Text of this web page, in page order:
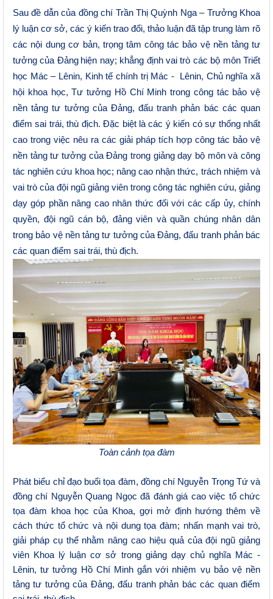
Sau đề dẫn của đồng chí Trần Thị Quỳnh Nga – Trưởng Khoa
lý luận cơ sở, các ý kiến trao đổi, thảo luận đã tập trung làm rõ
các nội dung cơ bản, trọng tâm công tác bảo vệ nền tảng tư
tưởng của Đảng hiện nay; khẳng định vai trò các bộ môn Triết
học Mác – Lênin, Kinh tế chính trị Mác - Lênin, Chủ nghĩa xã
hội khoa học, Tư tưởng Hồ Chí Minh trong công tác bảo vệ
nền tảng tư tưởng của Đảng, đấu tranh phản bác các quan
điểm sai trái, thù địch. Đặc biệt là các ý kiến có sự thống nhất
cao trong việc nêu ra các giải pháp tích hợp công tác bảo vệ
nền tảng tư tưởng của Đảng trong giảng dạy bộ môn và công
tác nghiên cứu khoa học; nâng cao nhận thức, trách nhiệm và
vai trò của đội ngũ giảng viên trong công tác nghiên cứu, giảng
dạy góp phần nâng cao nhân thức đối với các cấp ủy, chính
quyền, đội ngũ cán bộ, đảng viên và quần chúng nhân dân
trong bảo vệ nền tảng tư tưởng của Đảng, đấu tranh phản bác
các quan điểm sai trái, thù địch.
Toàn cảnh tọa đàm
Phát biểu chỉ đạo buổi tọa đàm, đồng chí Nguyễn Trọng Tứ và
đồng chí Nguyễn Quang Ngọc đã đánh giá cao việc tổ chức
tọa đàm khoa học của Khoa, gợi mở định hướng thêm về
cách thức tổ chức và nội dung tọa đàm; nhấn mạnh vai trò,
giải pháp cụ thể nhằm nâng cao hiệu quả của đội ngũ giảng
viên Khoa lý luận cơ sở trong giảng dạy chủ nghĩa Mác -
Lênin, tư tưởng Hồ Chí Minh gắn với nhiệm vụ bảo vệ nền
tảng tư tưởng của Đảng, đấu tranh phản bác các quan điểm